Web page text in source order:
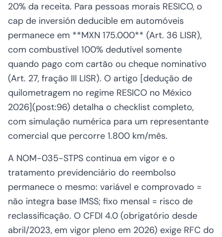
20% da receita. Para pessoas morais RESICO, o
cap de inversión deducible em automóveis
permanece em **MXN 175.000** (Art. 36 LISR),
com combustível 100% dedutível somente
quando pago com cartão ou cheque nominativo
(Art. 27, fração III LISR). O artigo [dedução de
quilometragem no regime RESICO no México
2026](post:96) detalha o checklist completo,
com simulação numérica para um representante
comercial que percorre 1.800 km/mês.
A NOM-035-STPS continua em vigor e o
tratamento previdenciário do reembolso
permanece o mesmo: variável e comprovado =
não integra base IMSS; fixo mensal = risco de
reclassificação. O CFDI 4.0 (obrigatório desde
abril/2023, em vigor pleno em 2026) exige RFC do